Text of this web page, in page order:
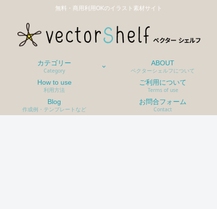
無料・商用利用OKのイラスト素材サイト
カテゴリー
Category
ABOUT
ベクターシェルフについて
How to use
利用方法
ご利用について
Terms of use
Blog
作成例・テンプレートなど
お問合フォーム
Contact